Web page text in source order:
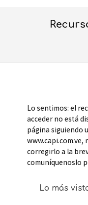
Lo sentimos: el
acceder no está
página siguiendo
corregirlo a la
comuníquenoslo
Lo más